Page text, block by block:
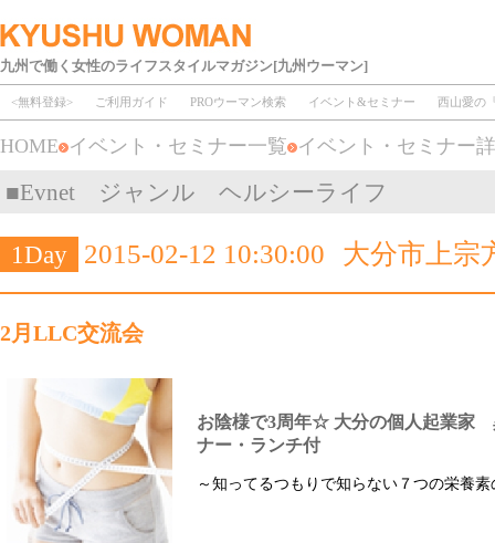
九州で働く女性のライフスタイルマガジン[九州ウーマン]
<無料登録> ご利用ガイド PROウーマン検索 イベント&セミナー 西山愛の
HOME イベント・セミナー一覧 イベント・セミナ
■Evnet ジャンル ヘルシーライフ
1Day 2015-02-12 10:30:00 大分市上
2月LLC交流会
お陰様で3周年☆ 大分の個人起業家
ナー・ランチ付
～知ってるつもりで知らない７つの栄養